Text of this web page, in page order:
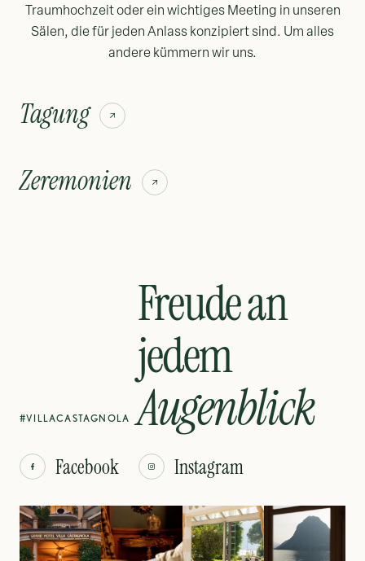
Traumhochzeit oder ein wichtiges Meeting in unseren
Sälen, die für jeden Anlass konzipiert sind. Um alles
andere kümmern wir uns.
Tagung
Zeremonien
Freude an
jedem
Augenblick
Facebook Instagram
#VILLACASTAGNOLA